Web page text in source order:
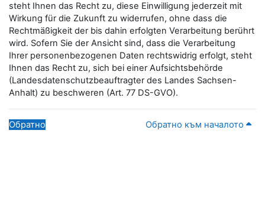
steht Ihnen das Recht zu, diese Einwilligung jederzeit mit
Wirkung für die Zukunft zu widerrufen, ohne dass die
Rechtmäßigkeit der bis dahin erfolgten Verarbeitung berührt
wird. Sofern Sie der Ansicht sind, dass die Verarbeitung
Ihrer personenbezogenen Daten rechtswidrig erfolgt, steht
Ihnen das Recht zu, sich bei einer Aufsichtsbehörde
(Landesdatenschutzbeauftragter des Landes Sachsen-
Anhalt) zu beschweren (Art. 77 DS-GVO).
Обратно Обратно към началото